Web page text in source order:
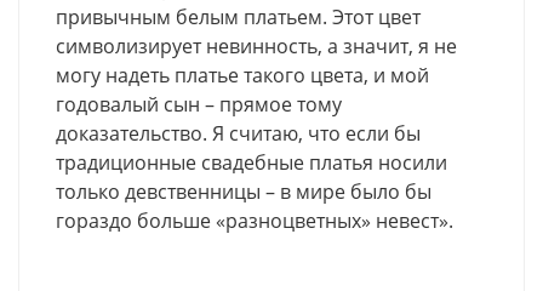
привычным белым платьем. Этот цвет
символизирует невинность, а значит, я не
могу надеть платье такого цвета, и мой
годовалый сын – прямое тому
доказательство. Я считаю, что если бы
традиционные свадебные платья носили
только девственницы – в мире было бы
гораздо больше «разноцветных» невест».